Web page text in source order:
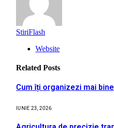
StiriFlash
Website
Related Posts
Cum îți organizezi mai
IUNIE 23, 2026